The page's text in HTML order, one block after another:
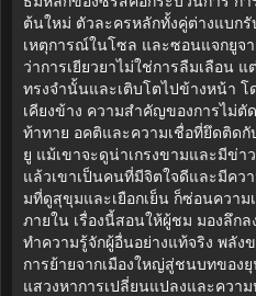
ต้นใหม่ ตัวละครหลักทั้งคู่ต่างแบก
เหตุการณ์ในโซล และซอนแจกยูจ
ว่าการเยียวยาไม่ใช่การลืมเลือน
ทรงจำนั้นและเติบโตไปข้างหน้า
เคียงข้าง ความสำคัญของการไม่
ท้าทาย อคติและความเชื่อที่ยึดติด
ยู แม้เขาจะดูน่าเกรงขามและมีข่า
แล้วเขาเป็นคนที่มีจิตใจดีและมีคว
มที่ดูสุขุมและเยือกเย็น ก็ซ่อนความ
ภายใน เรื่องนี้สอนให้ผู้ชม มองลึกล
ทำความรู้จักผู้อื่นอย่างแท้จริง พลัง
การย้ายจากเมืองใหญ่สู่ชนบทขอ
แสวงหาการเปลี่ยนแปลงและควา